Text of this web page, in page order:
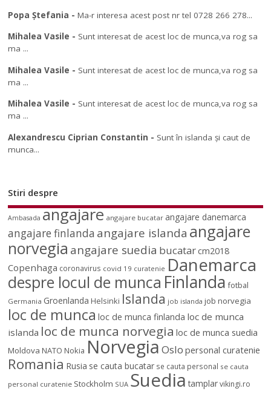
Popa Ștefania -Ma-r interesa acest post nr tel 0728 266 278...
Mihalea Vasile - Sunt interesat de acest loc de munca,va rog sa
ma ...
Mihalea Vasile - Sunt interesat de acest loc de munca,va rog sa
ma ...
Mihalea Vasile - Sunt interesat de acest loc de munca,va rog sa
ma ...
Alexandrescu Ciprian Constantin - Sunt în islanda și caut de
munca...
Stiri despre
Ambasada angajare angajare bucatar angajare danemarca
angajare finlanda angajare islanda angajare
norvegia angajare suedia bucatarcm2018
Copenhaga coronavirus covid 19 curatenie Danemarca
despre locul de munca Finlanda fotbal
Germania Groenlanda Helsinki Islanda job islanda job norvegia
loc de munca loc de munca finlanda loc de munca
islanda loc de munca norvegia loc de munca suedia
Moldova NATO Nokia NorvegiaOslo personal curatenie
Romania Rusia se cauta bucatar se cauta personal se cauta
personal curatenie Stockholm SUA Suedia tamplar vikingi.ro